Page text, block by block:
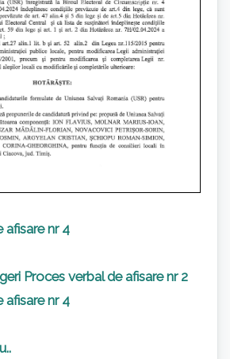
afisare nr 4
Proces verbal de afisare nr 2
afisare nr 4